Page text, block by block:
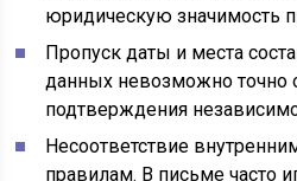
юридическую значимость
Пропуск даты и места
данных невозможно точно
подтверждения
Несоответствие
правилам. В письме часто